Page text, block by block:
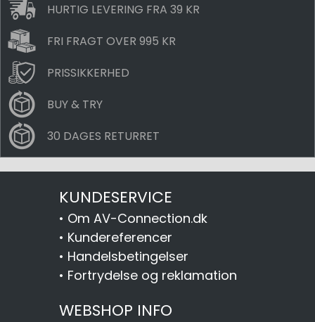
HURTIG LEVERING FRA 39 KR
FRI FRAGT OVER 995 KR
PRISSIKKERHED
BUY & TRY
30 DAGES RETURRET
KUNDESERVICE
• Om AV-Connection.dk
• Kundereferencer
• Handelsbetingelser
• Fortrydelse og reklamation
WEBSHOP INFO